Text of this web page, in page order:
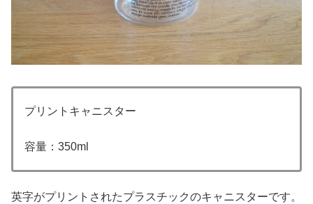
プリントキャニスター
容量：350ml
英字がプリントされたプラスチックのキャニスターです。